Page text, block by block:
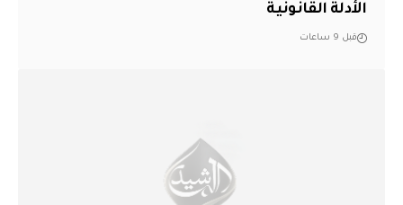
الأدلة القانونية
قبل 9 ساعات